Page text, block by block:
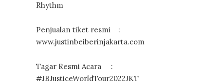
Rhythm
Penjualan tiket resmi :
www.justinbeiberinjakarta.com
Tagar Resmi Acara :
#JBJusticeWorldTour2022JKT